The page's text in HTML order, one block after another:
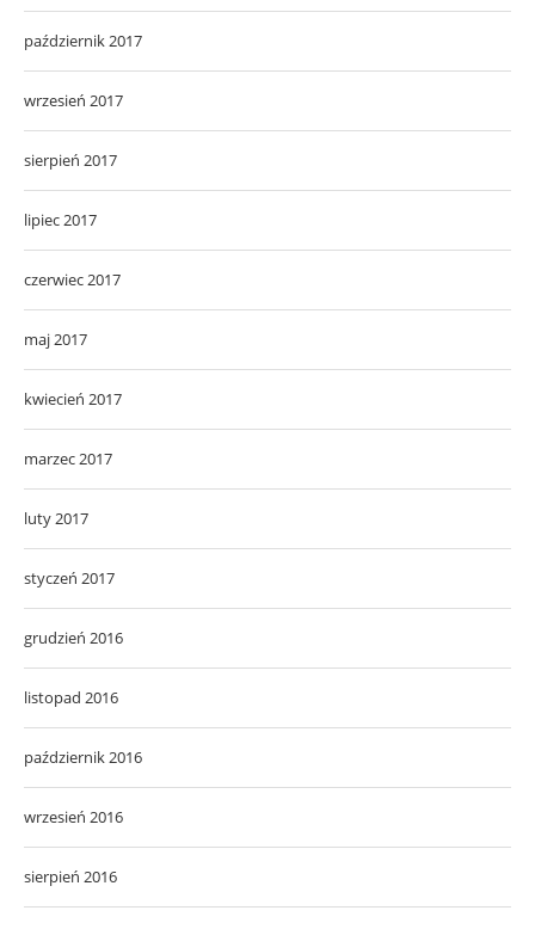
październik 2017
wrzesień 2017
sierpień 2017
lipiec 2017
czerwiec 2017
maj 2017
kwiecień 2017
marzec 2017
luty 2017
styczeń 2017
grudzień 2016
listopad 2016
październik 2016
wrzesień 2016
sierpień 2016